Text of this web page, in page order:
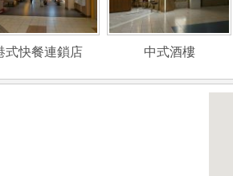
式快餐連鎖店 中式酒樓